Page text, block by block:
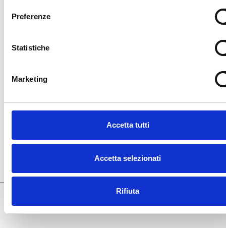
Preferenze
Statistiche
Marketing
Accetta tutti
Accetta selezionati
Rifiuta
Visitez nous!